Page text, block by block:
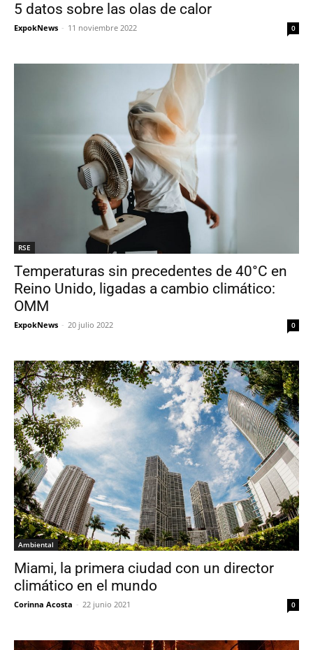
5 datos sobre las olas de calor
ExpokNews - 11 noviembre 2022 0
RSE
Temperaturas sin precedentes de 40°C en
Reino Unido, ligadas a cambio climático:
OMM
ExpokNews - 20 julio 2022 0
Ambiental
Miami, la primera ciudad con un director
climático en el mundo
Corinna Acosta - 22 junio 2021 0